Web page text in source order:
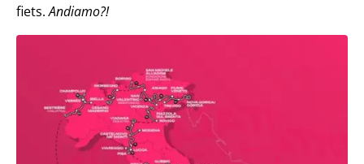
fiets.Andiamo?!